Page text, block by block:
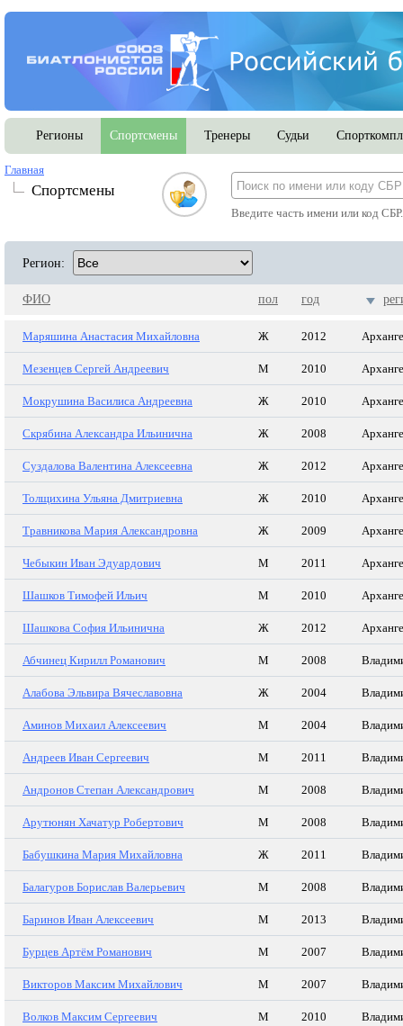
Регионы Спортсмены Тренеры Судьи
Главная
Спортсмены
Введите часть имени или код
Регион:
ФИО пол год
Маряшина Анастасия Михайловна Ж 2012
Мезенцев Сергей Андреевич М 2010
Мокрушина Василиса Андреевна Ж 2010
Скрябина Александра Ильинична Ж 2008
Суздалова Валентина Алексеевна Ж 2012
Толщихина Ульяна Дмитриевна Ж 2010
Травникова Мария Александровна Ж 2009
Чебыкин Иван Эдуардович М 2011
Шашков Тимофей Ильич М 2010
Шашкова София Ильинична Ж 2012
Абчинец Кирилл Романович М 2008
Алабова Эльвира Вячеславовна Ж 2004
Аминов Михаил Алексеевич М 2004
Андреев Иван Сергеевич М 2011
Андронов Степан Александрович М 2008
Арутюнян Хачатур Робертович М 2008
Бабушкина Мария Михайловна Ж 2011
Балагуров Борислав Валерьевич М 2008
Баринов Иван Алексеевич М 2013
Бурцев Артём Романович М 2007
Викторов Максим Михайлович М 2007
Волков Максим Сергеевич М 2010